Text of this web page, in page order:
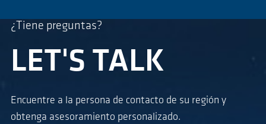
¿Tiene preguntas?
LET'S TALK
Encuentre a la persona de contacto de su región y
obtenga asesoramiento personalizado.